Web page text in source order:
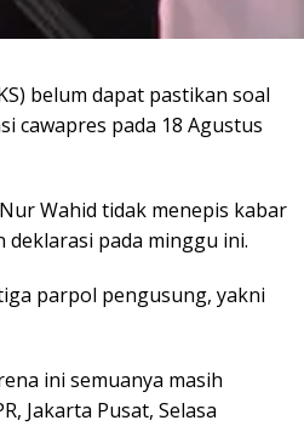
belum dapat pastikan soal
cawapres pada 18 Agustus
Wahid tidak menepis kabar
deklarasi pada minggu ini.
parpol pengusung, yakni
ini semuanya masih
Jakarta Pusat, Selasa